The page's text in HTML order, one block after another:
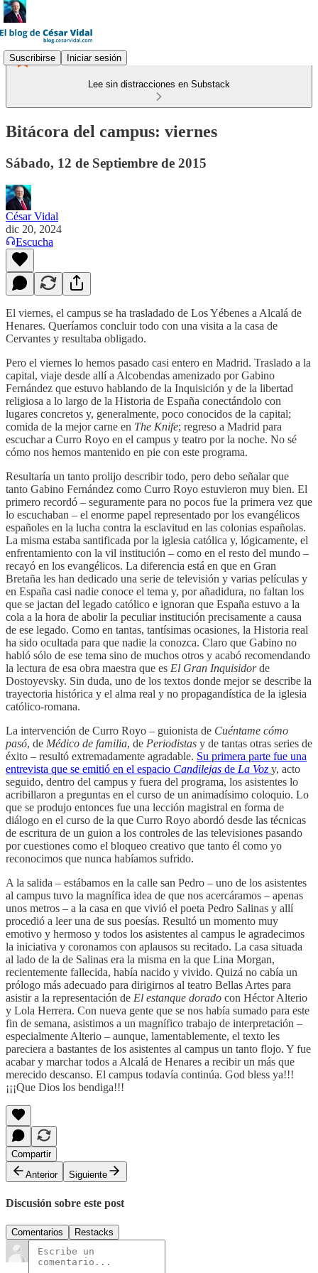
Suscribirse Iniciar sesión
Lee sin distracciones en Substack
Bitácora del campus: viernes
Sábado, 12 de Septiembre de 2015
César Vidal
dic 20, 2024
Escucha
El viernes, el campus se ha trasladado de Los Yébenes a Alcalá de
Henares. Queríamos concluir todo con una visita a la casa de
Cervantes y resultaba obligado.
Pero el viernes lo hemos pasado casi entero en Madrid. Traslado a la
capital, viaje desde allí a Alcobendas amenizado por Gabino
Fernández que estuvo hablando de la Inquisición y de la libertad
religiosa a lo largo de la Historia de España conectándolo con
lugares concretos y, generalmente, poco conocidos de la capital;
comida de la mejor carne en The Knife; regreso a Madrid para
escuchar a Curro Royo en el campus y teatro por la noche. No sé
cómo nos hemos mantenido en pie con este programa.
Resultaría un tanto prolijo describir todo, pero debo señalar que
tanto Gabino Fernández como Curro Royo estuvieron muy bien. El
primero recordó – seguramente para no pocos fue la primera vez que
lo escuchaban – el enorme papel representado por los evangélicos
españoles en la lucha contra la esclavitud en las colonias españolas.
La misma estaba santificada por la iglesia católica y, lógicamente, el
enfrentamiento con la vil institución – como en el resto del mundo –
recayó en los evangélicos. La diferencia está en que en Gran
Bretaña les han dedicado una serie de televisión y varias películas y
en España casi nadie conoce el tema y, por añadidura, no faltan los
que se jactan del legado católico e ignoran que España estuvo a la
cola a la hora de abolir la peculiar institución precisamente a causa
de ese legado. Como en tantas, tantísimas ocasiones, la Historia real
ha sido ocultada para que nadie la conozca. Claro que Gabino no
habló sólo de ese tema sino de muchos otros y acabó recomendando
la lectura de esa obra maestra que es El Gran Inquisidorde
Dostoyevsky. Sin duda, uno de los textos donde mejor se describe la
trayectoria histórica y el alma real y no propagandística de la iglesia
católico-romana.
La intervención de Curro Royo – guionista de Cuéntame cómo
pasó, de Médico de familia, de Periodistas y de tantas otras series de
éxito – resultó extremadamente agradable. Su primera parte fue una
entrevista que se emitió en el espacio Candilejas de La Voz y, acto
seguido, dentro del campus y fuera del programa, los asistentes lo
acribillaron a preguntas en el curso de un animadísimo coloquio. Lo
que se produjo entonces fue una lección magistral en forma de
diálogo en el curso de la que Curro Royo abordó desde las técnicas
de escritura de un guion a los controles de las televisiones pasando
por cuestiones como el bloqueo creativo que tanto él como yo
reconocimos que nunca habíamos sufrido.
A la salida – estábamos en la calle san Pedro – uno de los asistentes
al campus tuvo la magnífica idea de que nos acercáramos – apenas
unos metros – a la casa en que vivió el poeta Pedro Salinas y allí
procedió a leer una de sus poesías. Resultó un momento muy
emotivo y hermoso y todos los asistentes al campus le agradecimos
la iniciativa y coronamos con aplausos su recitado. La casa situada
al lado de la de Salinas era la misma en la que Lina Morgan,
recientemente fallecida, había nacido y vivido. Quizá no cabía un
prólogo más adecuado para dirigirnos al teatro Bellas Artes para
asistir a la representación de El estanque dorado con Héctor Alterio
y Lola Herrera. Con nueva gente que se nos había sumado para este
fin de semana, asistimos a un magnífico trabajo de interpretación –
especialmente Alterio – aunque, lamentablemente, el texto les
pareciera a bastantes de los asistentes al campus un tanto flojo. Y fue
acabar y marchar todos a Alcalá de Henares a recibir un más que
merecido descanso. El campus todavía continúa. God bless ya!!!
¡¡¡Que Dios los bendiga!!!
Compartir
Anterior
Siguiente
Discusión sobre este post
Comentarios Restacks